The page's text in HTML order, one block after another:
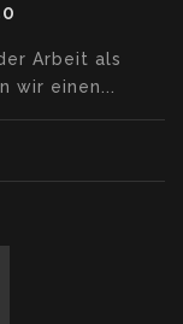
Arbeit als
wir einen...